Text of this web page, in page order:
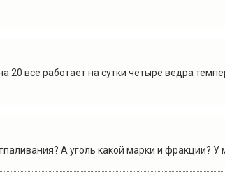
20 все работает на сутки четыре ведра
А уголь какой марки и фракции? У